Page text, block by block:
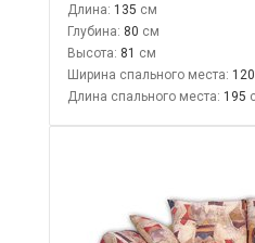
Длина: 135
Глубина: 80
Высота: 81
Ширина спального места: 120
Длина спального места: 195